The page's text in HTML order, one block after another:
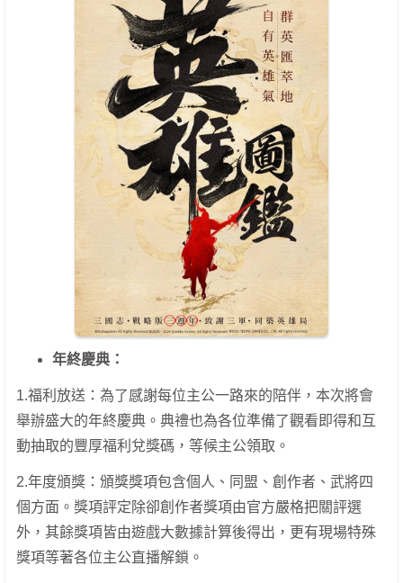
年終慶典：
1.福利放送：為了感謝每位主公一路來的陪伴，本次將會
舉辦盛大的年終慶典。典禮也為各位準備了觀看即得和互
動抽取的豐厚福利兌獎碼，等候主公領取。
2.年度頒獎：頒獎獎項包含個人、同盟、創作者、武將四
個方面。獎項評定除卻創作者獎項由官方嚴格把關評選
外，其餘獎項皆由遊戲大數據計算後得出，更有現場特殊
獎項等著各位主公直播解鎖。